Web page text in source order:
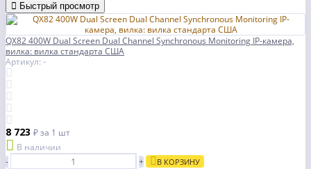
Быстрый просмотр
QX82 400W Dual Screen Dual Channel Synchronous Monitoring IP-камера,
вилка: вилка стандарта США
Артикул: -
8 723 ₽за 1 шт
В наличии
-
+ В КОРЗИНУ